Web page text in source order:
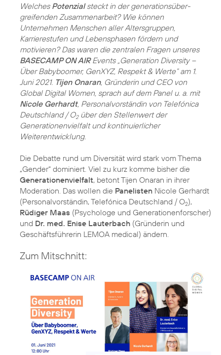
Welches Potenzialsteckt in der generations­über­
greifenden Zusammenarbeit? Wie können
Unternehmen Menschen aller Altersgruppen,
Karrierestufen und Lebensphasen fördern und
motivieren? Das waren die zentralen Fragen unseres
BASECAMP ON AIREvents „Generation Diversity –
Über Babyboomer, GenXYZ, Respekt & Werte“ am 1.
Juni 2021. Tijen Onaran, Gründerin und CEO von
Global Digital Women, sprach auf dem Panel u. a. mit
Nicole Gerhardt, Personalvorständin von Telefónica
Deutschland / O2über den Stellenwert der
Generationenvielfalt und kontinuierlicher
Weiterentwicklung.
Die Debatte rund um Diversität wird stark vom Thema
„Gender“ dominiert. Viel zu kurz komme bisher die
Generationenvielfalt, betont Tijen Onaran in ihrer
Moderation. Das wollen die Panelisten Nicole Gerhardt
(Personalvorständin, Telefónica Deutschland / O2),
Rüdiger Maas (Psychologe und Generationenforscher)
und Dr. med. Enise Lauterbach (Gründerin und
Geschäftsführerin LEMOA medical) ändern.
Zum Mitschnitt: